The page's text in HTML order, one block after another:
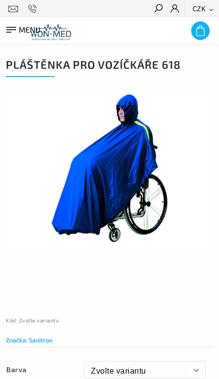
CZK
HLEDAT
PLÁŠTĚNKA PRO VOZÍČKÁŘE 618
Kód: Zvolte variantu
Značka:Sanitron
Barva